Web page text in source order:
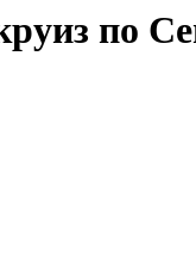
по